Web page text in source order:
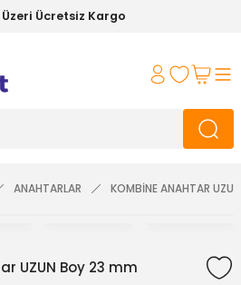
Üzeri Ücretsiz Kargo
ANAHTARLAR KOMBİNE ANAHTAR
UZUN Boy 23 mm